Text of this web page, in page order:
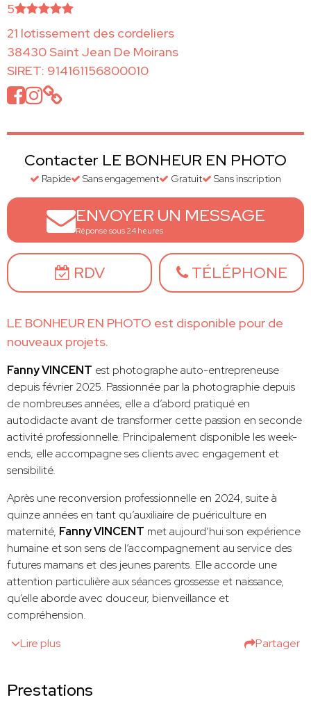
5
21 lotissement des cordeliers
38430 Saint Jean De Moirans
SIRET: 914161156800010
Contacter LE BONHEUR EN PHOTO
Rapide Sans engagement Gratuit Sans inscription
ENVOYER UN MESSAGE
Réponse sous 24 heures
RDV TÉLÉPHONE
LE BONHEUR EN PHOTO est disponible pour de
nouveaux projets.
Fanny VINCENT est photographe auto-entrepreneuse
depuis février 2025. Passionnée par la photographie depuis
de nombreuses années, elle a d’abord pratiqué en
autodidacte avant de transformer cette passion en seconde
activité professionnelle. Principalement disponible les week-
ends, elle accompagne ses clients avec engagement et
sensibilité.
Après une reconversion professionnelle en 2024, suite à
quinze années en tant qu’auxiliaire de puériculture en
maternité, Fanny VINCENT met aujourd’hui son expérience
humaine et son sens de l’accompagnement au service des
futures mamans et des jeunes parents. Elle accorde une
attention particulière aux séances grossesse et naissance,
qu’elle aborde avec douceur, bienveillance et
compréhension.
Lire plus
Partager
Prestations